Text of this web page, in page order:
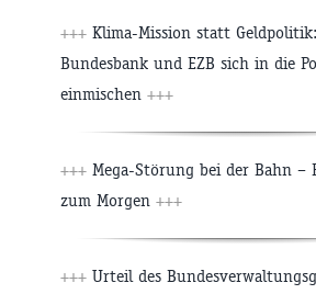
+++ Klima-Mission statt
Bundesbank und EZB sich in die
einmischen +++
+++ Mega-Störung bei der Bahn –
zum Morgen +++
+++ Urteil des